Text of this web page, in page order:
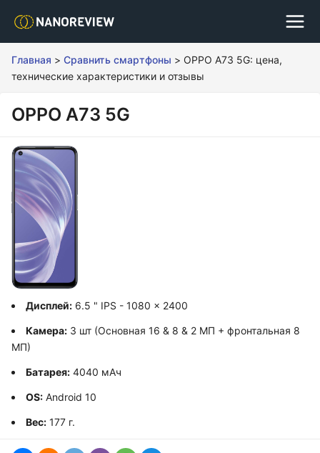
Главная > Сравнить смартфоны > OPPO A73 5G: цена,
технические характеристики и отзывы
OPPO A73 5G
Дисплей: 6.5 " IPS - 1080 x 2400
Камера: 3 шт (Основная 16 & 8 & 2 МП + фронтальная 8
МП)
Батарея: 4040 мАч
OS: Android 10
Вес: 177 г.